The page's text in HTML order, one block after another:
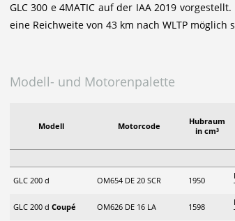
GLC 300 e 4MATIC auf der IAA 2019
eine Reichweite von 43 km nach WLTP
Modell- und Motorenpalette
Modell Motorcode
Hubraum
in cm³
GLC 200 d OM654 DE 20 SCR 1950
GLC 200 d Coupé OM626 DE 16 LA 1598